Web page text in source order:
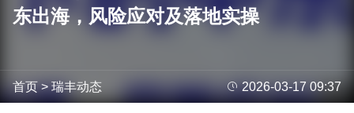
东出海，风险应对及落地实操
首页>瑞丰动态 2026-03-17 09:37